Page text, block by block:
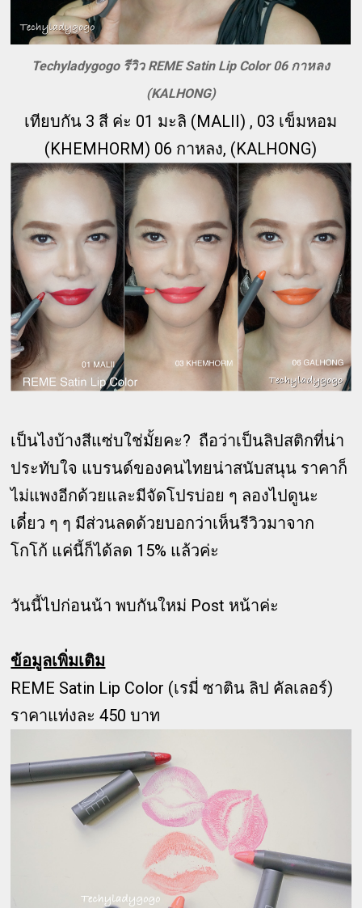
Techyladygogo รีวิว REME Satin Lip Color 06 กาหลง
(KALHONG)
เทียบกัน 3 สี ค่ะ 01 มะลิ (MALII) , 03 เข็มหอม
(KHEMHORM) 06 กาหลง, (KALHONG)
เป็นไงบ้างสีแซ่บใช่มั้ยคะ? ถือว่าเป็นลิปสติกที่น่า
ประทับใจ แบรนด์ของคนไทยน่าสนับสนุน ราคาก็
ไม่แพงอีกด้วยและมีจัดโปรบ่อย ๆ ลองไปดูนะ
เดี๋ยว ๆ ๆ มีส่วนลดด้วยบอกว่าเห็นรีวิวมาจาก
โกโก้ แค่นี้ก็ได้ลด 15% แล้วค่ะ
วันนี้ไปก่อนน้า พบกันใหม่ Post หน้าค่ะ
ข้อมูลเพิ่มเติม
REME Satin Lip Color (เรมี่ ซาติน ลิป คัลเลอร์)
ราคาแท่งละ 450 บาท